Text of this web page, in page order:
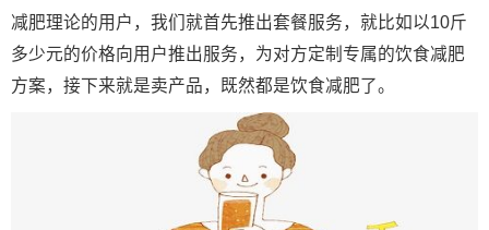
减肥理论的用户，我们就首先推出套餐服务，就比如以10斤
多少元的价格向用户推出服务，为对方定制专属的饮食减肥
方案，接下来就是卖产品，既然都是饮食减肥了。